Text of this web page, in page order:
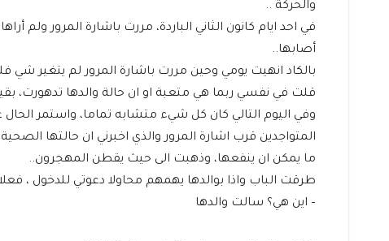
والحركة ..
في احد ايام كانون الثاني الباردة، مررت باشارة المرور
أصابها..
بالكاد انهيت يومي وحين مررت باشارة المرور لم يتغير شي
قلت في نفسي ربما هي متعبة او ان حالة والدها تدهورت،
وفي اليوم التالي كان كل شيء متشابه تماما، واستمر
المتواجدين قرب اشارة المرور والذي اخبرني ان حالتها
ما يمكن ان ينفعها، وذهبت الى حيث يقطن المهجرون..
طرقت الباب واذا بوالدها يهمهم محاولا دعوتي للدخول ،
– اين هي؟ سالت والدها